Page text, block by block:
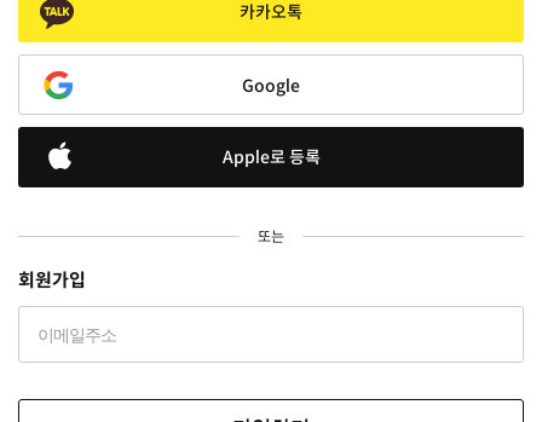
카카오톡
Google
Apple로 등록
또는
회원가입